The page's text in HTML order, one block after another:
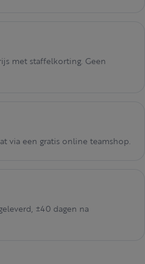
met staffelkorting. Geen
via een gratis online teamshop.
±40 dagen na